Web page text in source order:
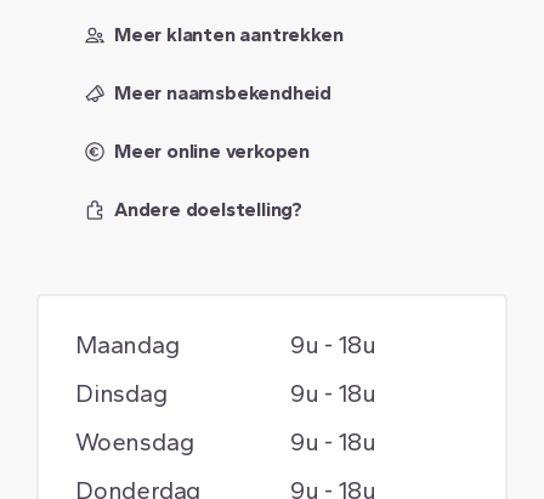
Meer klanten aantrekken
Meer naamsbekendheid
Meer online verkopen
Andere doelstelling?
Maandag
Dinsdag
Woensdag
Donderdag
9u - 18u
9u - 18u
9u - 18u
9u - 18u